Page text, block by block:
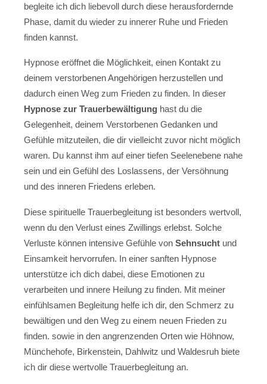
begleite ich dich liebevoll durch diese herausfordernde
Phase, damit du wieder zu innerer Ruhe und Frieden
finden kannst.
Hypnose eröffnet die Möglichkeit, einen Kontakt zu
deinem verstorbenen Angehörigen herzustellen und
dadurch einen Weg zum Frieden zu finden. In dieser
Hypnose zur Trauerbewältigung hast du die
Gelegenheit, deinem Verstorbenen Gedanken und
Gefühle mitzuteilen, die dir vielleicht zuvor nicht möglich
waren. Du kannst ihm auf einer tiefen Seelenebene nahe
sein und ein Gefühl des Loslassens, der Versöhnung
und des inneren Friedens erleben.
Diese spirituelle Trauerbegleitung ist besonders wertvoll,
wenn du den Verlust eines Zwillings erlebst. Solche
Verluste können intensive Gefühle von Sehnsucht und
Einsamkeit hervorrufen. In einer sanften Hypnose
unterstütze ich dich dabei, diese Emotionen zu
verarbeiten und innere Heilung zu finden. Mit meiner
einfühlsamen Begleitung helfe ich dir, den Schmerz zu
bewältigen und den Weg zu einem neuen Frieden zu
finden. sowie in den angrenzenden Orten wie Höhnow,
Münchehofe, Birkenstein, Dahlwitz und Waldesruh biete
ich dir diese wertvolle Trauerbegleitung an.